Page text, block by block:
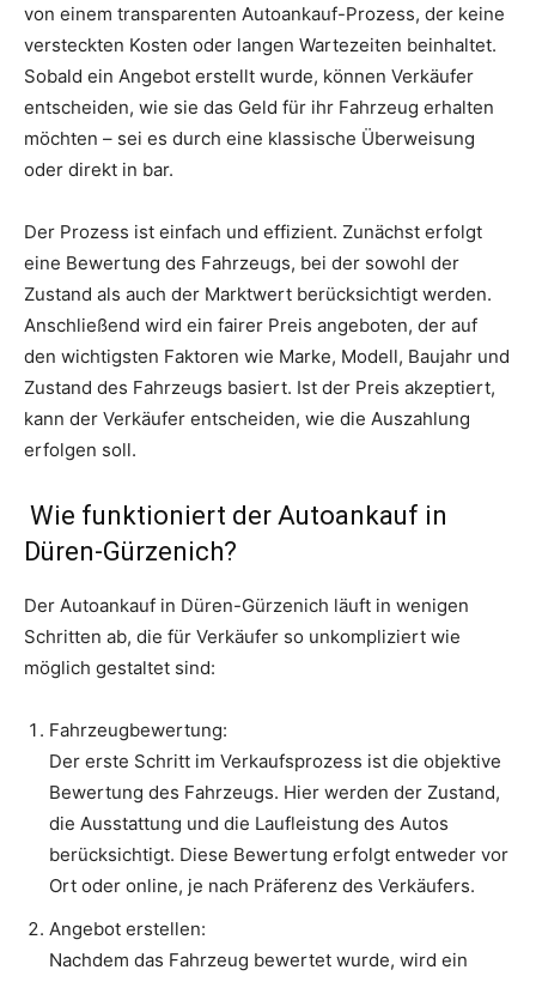
von einem transparenten Autoankauf-Prozess, der keine
versteckten Kosten oder langen Wartezeiten beinhaltet.
Sobald ein Angebot erstellt wurde, können Verkäufer
entscheiden, wie sie das Geld für ihr Fahrzeug erhalten
möchten – sei es durch eine klassische Überweisung
oder direkt in bar.
Der Prozess ist einfach und effizient. Zunächst erfolgt
eine Bewertung des Fahrzeugs, bei der sowohl der
Zustand als auch der Marktwert berücksichtigt werden.
Anschließend wird ein fairer Preis angeboten, der auf
den wichtigsten Faktoren wie Marke, Modell, Baujahr und
Zustand des Fahrzeugs basiert. Ist der Preis akzeptiert,
kann der Verkäufer entscheiden, wie die Auszahlung
erfolgen soll.
Wie funktioniert der Autoankauf in
Düren-Gürzenich?
Der Autoankauf in Düren-Gürzenich läuft in wenigen
Schritten ab, die für Verkäufer so unkompliziert wie
möglich gestaltet sind:
Fahrzeugbewertung:
Der erste Schritt im Verkaufsprozess ist die objektive
Bewertung des Fahrzeugs. Hier werden der Zustand,
die Ausstattung und die Laufleistung des Autos
berücksichtigt. Diese Bewertung erfolgt entweder vor
Ort oder online, je nach Präferenz des Verkäufers.
Angebot erstellen:
Nachdem das Fahrzeug bewertet wurde, wird ein